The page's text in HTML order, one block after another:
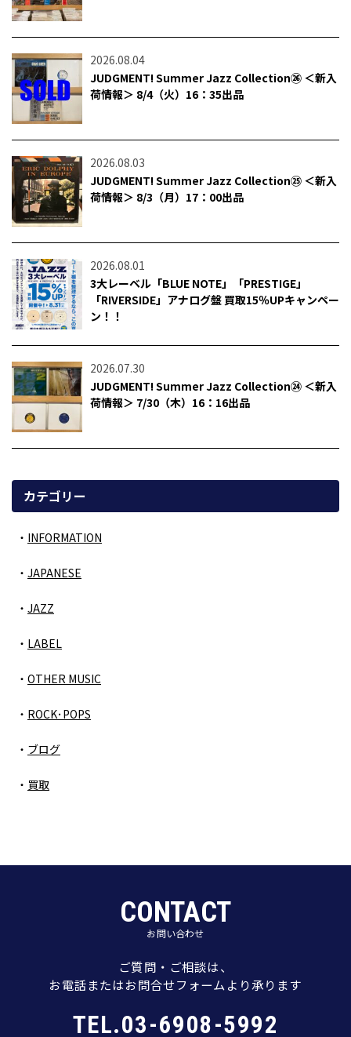
2026.08.04
JUDGMENT! Summer Jazz Collection㉖ ＜新入
荷情報＞ 8/4（火）16：35出品
2026.08.03
JUDGMENT! Summer Jazz Collection㉕ ＜新入
荷情報＞ 8/3（月）17：00出品
2026.08.01
3大レーベル「BLUE NOTE」「PRESTIGE」
「RIVERSIDE」アナログ盤 買取15％UPキャンペー
ン！！
2026.07.30
JUDGMENT! Summer Jazz Collection㉔ ＜新入
荷情報＞ 7/30（木）16：16出品
カテゴリー
INFORMATION
JAPANESE
JAZZ
LABEL
OTHER MUSIC
ROCK･POPS
ブログ
買取
CONTACT
お問い合わせ
ご質問・ご相談は、
お電話またはお問合せフォームより承ります
TEL.03-6908-5992